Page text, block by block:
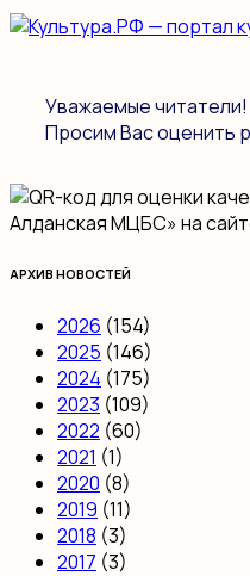
Уважаемые читатели!
Просим Вас оценить
АРХИВ НОВОСТЕЙ
2026 (154)
2025 (146)
2024 (175)
2023 (109)
2022 (60)
2021 (1)
2020 (8)
2019 (11)
2018 (3)
2017 (3)